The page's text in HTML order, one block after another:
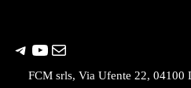
FCM srls, Via Ufente 22, 04100